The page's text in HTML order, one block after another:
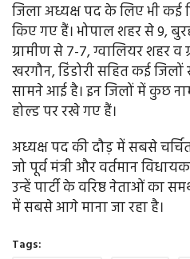
जिला अध्यक्ष पद के लिए भी कई
किए गए हैं। भोपाल शहर से 9,
ग्रामीण से 7-7, ग्वालियर शहर व
खरगौन, डिंडोरी सहित कई
सामने आई है। इन जिलों में कुछ
होल्ड पर रखे गए हैं।
अध्यक्ष पद की दौड़ में सबसे
जो पूर्व मंत्री और वर्तमान
उन्हें पार्टी के वरिष्ठ नेताओं का
में सबसे आगे माना जा रहा है।
Tags: